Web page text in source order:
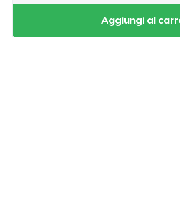
Aggiungi al